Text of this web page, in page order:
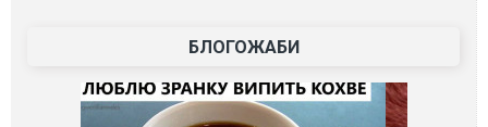
БЛОГОЖАБИ